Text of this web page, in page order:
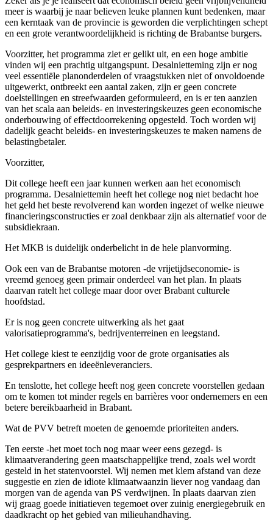
meer is waarbij je naar believen leuke plannen kunt bedenken, maar
een kerntaak van de provincie is geworden die verplichtingen schept
en een grote verantwoordelijkheid is richting de Brabantse burgers.
Voorzitter, het programma ziet er gelikt uit, en een hoge ambitie
vinden wij een prachtig uitgangspunt. Desalnietteming zijn er nog
veel essentiële planonderdelen of vraagstukken niet of onvoldoende
uitgewerkt, ontbreekt een aantal zaken, zijn er geen concrete
doelstellingen en streefwaarden geformuleerd, en is er ten aanzien
van het scala aan beleids- en investeringskeuzes geen economische
onderbouwing of effectdoorrekening opgesteld. Toch worden wij
dadelijk geacht beleids- en investeringskeuzes te maken namens de
belastingbetaler.
Voorzitter,
Dit college heeft een jaar kunnen werken aan het economisch
programma. Desalniettemin heeft het college nog niet bedacht hoe
het geld het beste revolverend kan worden ingezet of welke nieuwe
financieringsconstructies er zoal denkbaar zijn als alternatief voor de
subsidiekraan.
Het MKB is duidelijk onderbelicht in de hele planvorming.
Ook een van de Brabantse motoren -de vrijetijdseconomie- is
vreemd genoeg geen primair onderdeel van het plan. In plaats
daarvan ratelt het college maar door over Brabant culturele
hoofdstad.
Er is nog geen concrete uitwerking als het gaat
valorisatieprogramma's, bedrijventerreinen en leegstand.
Het college kiest te eenzijdig voor de grote organisaties als
gesprekpartners en ideeënleveranciers.
En tenslotte, het college heeft nog geen concrete voorstellen gedaan
om te komen tot minder regels en barrières voor ondernemers en een
betere bereikbaarheid in Brabant.
Wat de PVV betreft moeten de genoemde prioriteiten anders.
Ten eerste -het moet toch nog maar weer eens gezegd- is
klimaatverandering geen maatschappelijke trend, zoals wel wordt
gesteld in het statenvoorstel. Wij nemen met klem afstand van deze
suggestie en zien de idiote klimaatwaanzin liever nog vandaag dan
morgen van de agenda van PS verdwijnen. In plaats daarvan zien
wij graag goede initiatieven tegemoet over zuinig energiegebruik en
daadkracht op het gebied van milieuhandhaving.